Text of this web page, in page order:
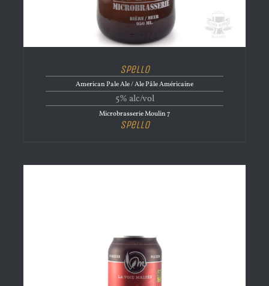
Spello
American Pale Ale / Ale Pâle Américaine
5% alc/vol
Microbrasserie Moulin 7
Spello